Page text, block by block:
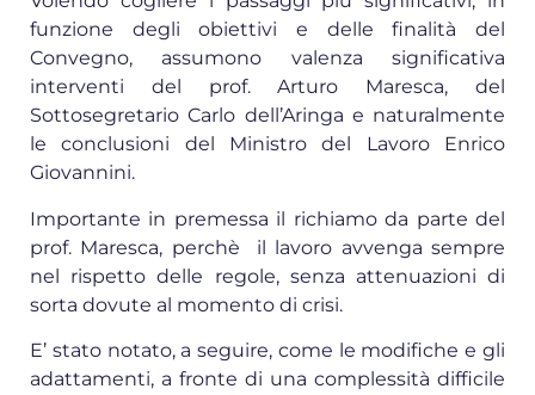
funzione degli obiettivi e delle finalità del
Convegno, assumono valenza significativa
interventi del prof. Arturo Maresca, del
Sottosegretario Carlo dell’Aringa e naturalmente
le conclusioni del Ministro del Lavoro Enrico
Giovannini.
Importante in premessa il richiamo da parte del
prof. Maresca, perchè il lavoro avvenga sempre
nel rispetto delle regole, senza attenuazioni di
sorta dovute al momento di crisi.
E’ stato notato, a seguire, come le modifiche e gli
adattamenti, a fronte di una complessità difficile